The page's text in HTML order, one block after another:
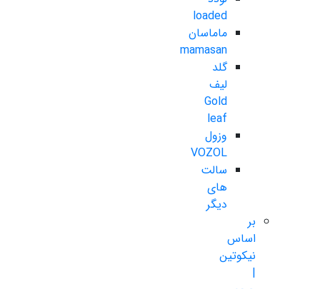
loaded
ماماسان
mamasan
گلد
لیف
Gold
leaf
وزول
VOZOL
سالت
های
دیگر
بر
اساس
نیکوتین
|